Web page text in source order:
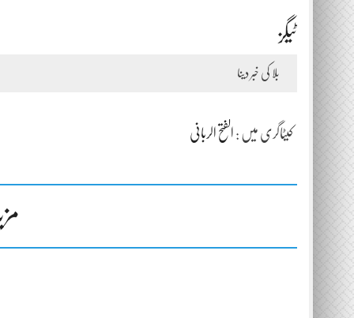
ٹیگز
بلا کی خبر دینا
کیٹاگری میں : الفتح الربانی